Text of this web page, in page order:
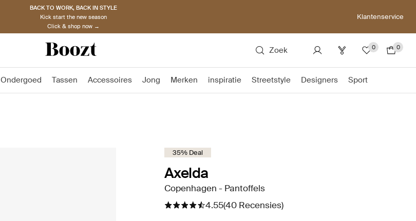
BACK TO WORK, BACK IN STYLE
Kick start the new season
Click & shop now →
Klantenservice
Zoek 0 0
Ondergoed Tassen Accessoires Jong Merken inspiratie Streetstyle Designers Sport
35% Deal
Axelda
Copenhagen - Pantoffels
4.55(40 Recensies)